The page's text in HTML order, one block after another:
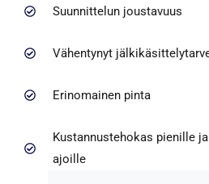
Suunnittelun joustavuus
Vähentynyt
Erinomainen pinta
Kustannustehokas pienille
ajoille